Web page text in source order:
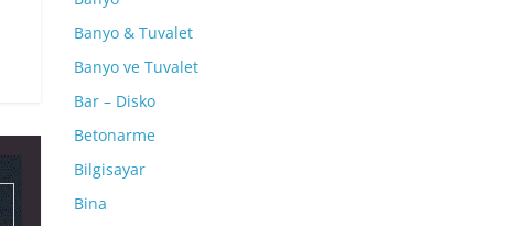
Banyo & Tuvalet
Banyo ve Tuvalet
Bar – Disko
Betonarme
Bilgisayar
Bina